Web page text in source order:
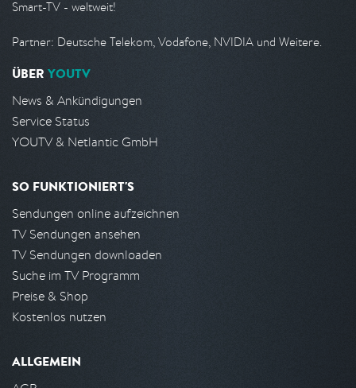
Smart-TV - weltweit!
Partner: Deutsche Telekom, Vodafone, NVIDIA und Weitere.
ÜBER YOUTV
News & Ankündigungen
Service Status
YOUTV & Netlantic GmbH
SO FUNKTIONIERT'S
Sendungen online aufzeichnen
TV Sendungen ansehen
TV Sendungen downloaden
Suche im TV Programm
Preise & Shop
Kostenlos nutzen
ALLGEMEIN